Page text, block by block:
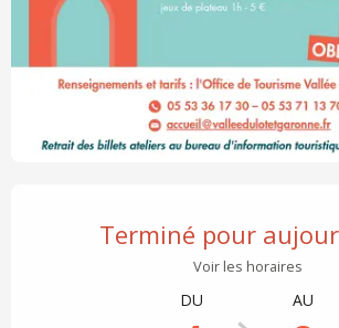
Terminé pour
Voir les horaires
DU AU